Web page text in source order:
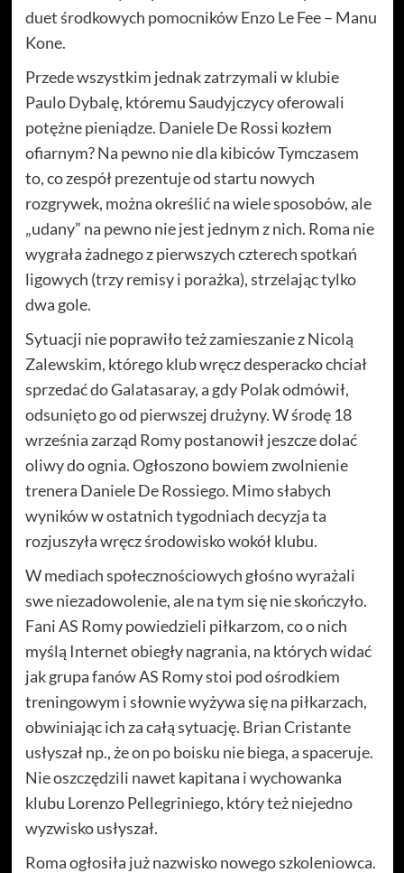
duet środkowych pomocników Enzo Le Fee – Manu
Kone.
Przede wszystkim jednak zatrzymali w klubie
Paulo Dybalę, któremu Saudyjczycy oferowali
potężne pieniądze. Daniele De Rossi kozłem
ofiarnym? Na pewno nie dla kibiców Tymczasem
to, co zespół prezentuje od startu nowych
rozgrywek, można określić na wiele sposobów, ale
„udany” na pewno nie jest jednym z nich. Roma nie
wygrała żadnego z pierwszych czterech spotkań
ligowych (trzy remisy i porażka), strzelając tylko
dwa gole.
Sytuacji nie poprawiło też zamieszanie z Nicolą
Zalewskim, którego klub wręcz desperacko chciał
sprzedać do Galatasaray, a gdy Polak odmówił,
odsunięto go od pierwszej drużyny. W środę 18
września zarząd Romy postanowił jeszcze dolać
oliwy do ognia. Ogłoszono bowiem zwolnienie
trenera Daniele De Rossiego. Mimo słabych
wyników w ostatnich tygodniach decyzja ta
rozjuszyła wręcz środowisko wokół klubu.
W mediach społecznościowych głośno wyrażali
swe niezadowolenie, ale na tym się nie skończyło.
Fani AS Romy powiedzieli piłkarzom, co o nich
myślą Internet obiegły nagrania, na których widać
jak grupa fanów AS Romy stoi pod ośrodkiem
treningowym i słownie wyżywa się na piłkarzach,
obwiniając ich za całą sytuację. Brian Cristante
usłyszał np., że on po boisku nie biega, a spaceruje.
Nie oszczędzili nawet kapitana i wychowanka
klubu Lorenzo Pellegriniego, który też niejedno
wyzwisko usłyszał.
Roma ogłosiła już nazwisko nowego szkoleniowca.